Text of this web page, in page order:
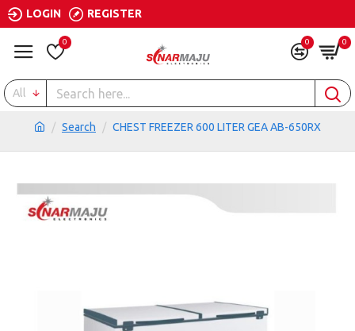
LOGIN REGISTER
0 0 0
All
Search CHEST FREEZER 600 LITER GEA AB-650RX